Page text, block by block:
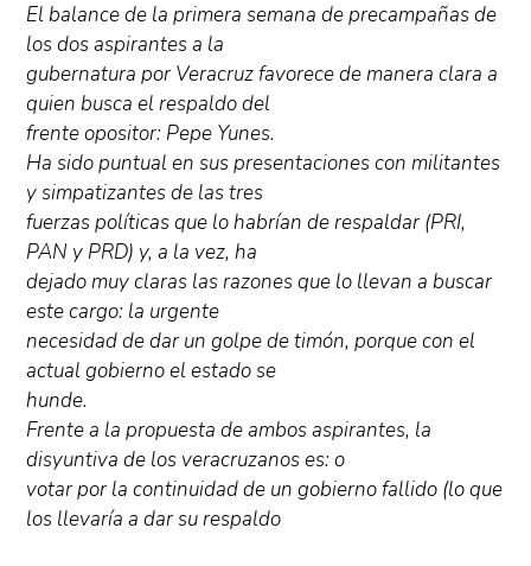
El balance de la primera semana de precampañas de
los dos aspirantes a la
gubernatura por Veracruz favorece de manera clara a
quien busca el respaldo del
frente opositor: Pepe Yunes.
Ha sido puntual en sus presentaciones con militantes
y simpatizantes de las tres
fuerzas políticas que lo habrían de respaldar (PRI,
PAN y PRD) y, a la vez, ha
dejado muy claras las razones que lo llevan a buscar
este cargo: la urgente
necesidad de dar un golpe de timón, porque con el
actual gobierno el estado se
hunde.
Frente a la propuesta de ambos aspirantes, la
disyuntiva de los veracruzanos es: o
votar por la continuidad de un gobierno fallido (lo que
los llevaría a dar su respaldo